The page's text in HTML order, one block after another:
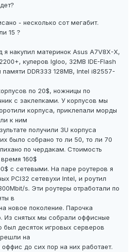
- несколько сот мегабит.
15 ?
я накупил материнок Asus A7V8X-X,
кулеров Igloo, 32MB IDE-Flash
DDR333 128MB, Intel i82557-
по 20$, ножницы по
с заклепками. У корпусов мы
корпуса, приклепали морды
к ним
получили 3U корпуса
было собрано то ли 50, то ли 70
по чердакам. Стоимость
160$
с сетевыми. На паре роутеров я
PCI32 сетевухи Intel, и роутил
s. Эти роутеры отработали по
в
новое поколение. Парочка
Из снятых мы собрали оффисные
был десяток игровых серверов
на
до сих пор на них работает.